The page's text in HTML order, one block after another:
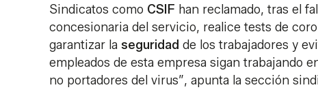
Sindicatos como CSIF han reclamado, tras el
concesionaria del servicio, realice tests de
garantizar la seguridad de los trabajadores y
empleados de esta empresa sigan trabajando
no portadores del virus”, apunta la sección